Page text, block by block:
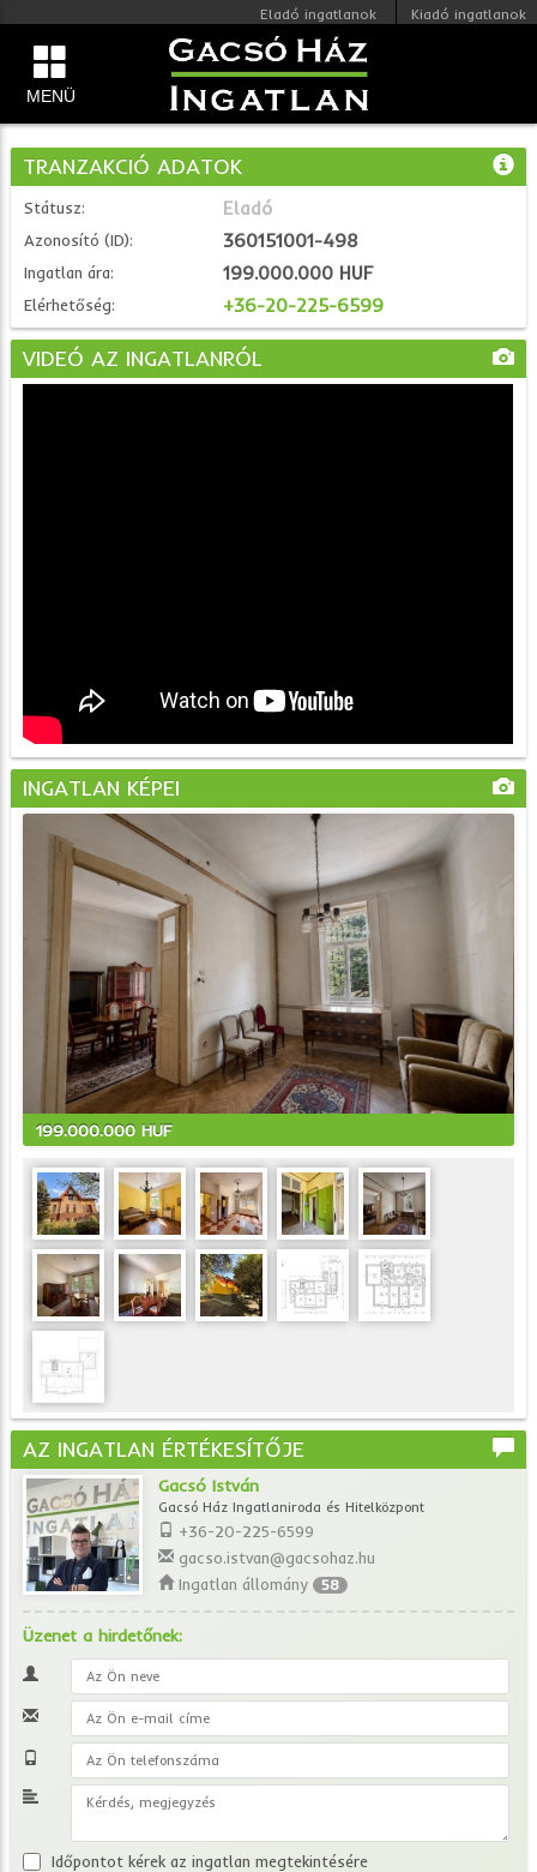
MENÜ
Eladó ingatlanok Kiadó ingatlanok
TRANZAKCIÓ ADATOK
Státusz: Eladó
Azonosító (ID): 360151001-498
Ingatlan ára: 199.000.000 HUF
Elérhetőség: +36-20-225-6599
VIDEÓ AZ INGATLANRÓL
INGATLAN KÉPEI
199.000.000 HUF
AZ INGATLAN ÉRTÉKESÍTŐJE
Gacsó István
Gacsó Ház Ingatlaniroda és Hitelközpont
+36-20-225-6599
gacso.istvan@gacsohaz.hu
Ingatlan állomány 58
Üzenet a hirdetőnek:
Időpontot kérek az ingatlan megtekintésére